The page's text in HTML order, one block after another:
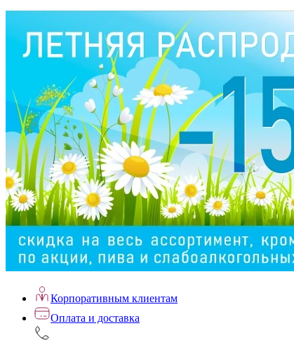
Корпоративным клиентам
Оплата и доставка